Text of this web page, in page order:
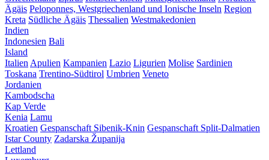
Ägäis Peloponnes, Westgriechenland und Ionische Inseln Region
Kreta Südliche Ägäis Thessalien Westmakedonien
Indien
Indonesien Bali
Island
Italien Apulien Kampanien Lazio Ligurien Molise Sardinien
Toskana Trentino-Südtirol Umbrien Veneto
Jordanien
Kambodscha
Kap Verde
Kenia Lamu
Kroatien Gespanschaft Sibenik-Knin Gespanschaft Split-Dalmatien
Istar County Zadarska Županija
Lettland